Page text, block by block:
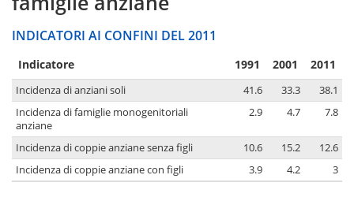
INDICATORI AI CONFINI DEL 2011
Indicatore 1991 2001 2011
Incidenza di anziani soli 41.6 33.3
38.1
Incidenza di famiglie monogenitoriali
anziane
2.9 4.7 7.8
Incidenza di coppie anziane senza figli 10.6 15.2
12.6
Incidenza di coppie anziane con figli
3.9 4.2 3